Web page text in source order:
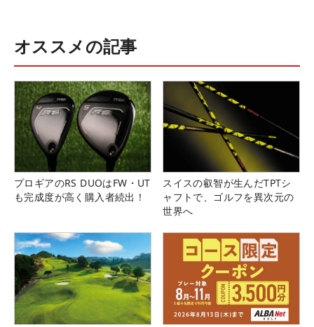
オススメの記事
プロギアのRS DUOはFW・UT
も完成度が高く購入者続出！
スイスの叡智が生んだTPTシ
ャフトで、ゴルフを異次元の
世界へ